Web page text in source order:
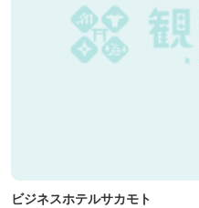
ビジネスホテルサカモト